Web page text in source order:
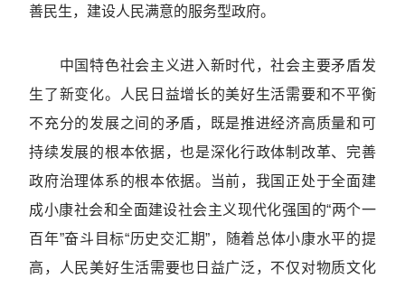
善民生，建设人民满意的服务型政府。
中国特色社会主义进入新时代，社会主要矛盾发
生了新变化。人民日益增长的美好生活需要和不平衡
不充分的发展之间的矛盾，既是推进经济高质量和可
持续发展的根本依据，也是深化行政体制改革、完善
政府治理体系的根本依据。当前，我国正处于全面建
成小康社会和全面建设社会主义现代化强国的“两个一
百年”奋斗目标“历史交汇期”，随着总体小康水平的提
高，人民美好生活需要也日益广泛，不仅对物质文化